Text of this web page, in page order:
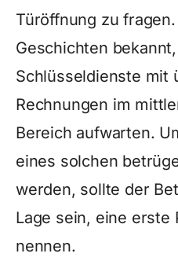
Türöffnung zu
Geschichten
Schlüsseldienste mit
Rechnungen im
Bereich aufwarten.
eines solchen
werden, sollte der
Lage sein, eine erste
nennen.